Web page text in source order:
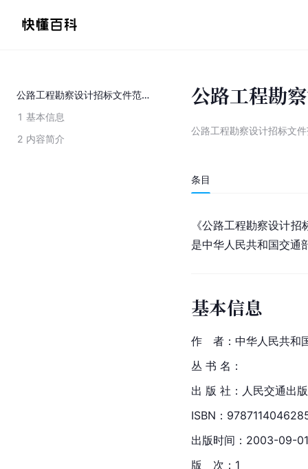
公路工程勘察设计招标文件范本
1 基本信息
2 内容简介
公路工程勘
公路工程勘察设计招标文
条目
《公路工程勘察设计
是中华人民共和国交通
基本信息
作　者：中华人民共和
丛 书 名：
出 版 社： 人民交通出
ISBN：
出版时间：2003-09-01
版　次：1